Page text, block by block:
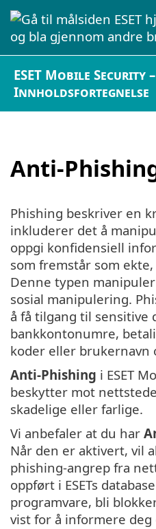
ESET Mobile Security –
Innholdsfortegnelse
Anti-
Phishing beskriver en
inkluderer det å
oppgi konfidensiell
som fremstår som
Denne typen
sosial manipulering.
å få tilgang til sensitive
bankkontonumre,
koder eller brukernavn
Anti-Phishing i ESET
beskytter mot
skadelige eller farlige.
Vi anbefaler at du har
Når den er aktivert, vil
phishing-angrep fra
oppført i ESETs
programvare, bli
vist for å informere